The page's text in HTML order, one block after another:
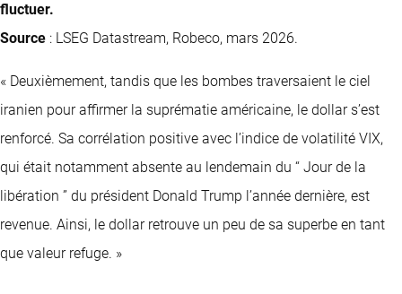
fluctuer.
Source : LSEG Datastream, Robeco, mars 2026.
« Deuxièmement, tandis que les bombes traversaient le ciel
iranien pour affirmer la suprématie américaine, le dollar s’est
renforcé. Sa corrélation positive avec l’indice de volatilité VIX,
qui était notamment absente au lendemain du “ Jour de la
libération ” du président Donald Trump l’année dernière, est
revenue. Ainsi, le dollar retrouve un peu de sa superbe en tant
que valeur refuge. »